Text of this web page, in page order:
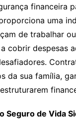
financeira
uma
de trabalhar
cobrir despesas
da sua família,
Seguro de Vida